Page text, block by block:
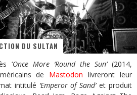
Stream Of The Day : Boundaries
DU SULTAN
‘Once More ‘Round the Sun’ (2014,
de Mastodon livreront leur
intitulé ‘Emperor of Sand’et produit